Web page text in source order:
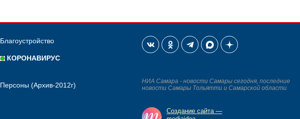
Благоустройство
КОРОНАВИРУС
Персоны (Архив-2012г)
НИА Самара - новости Самары сегодня, последние
новости Самары Тольятти и Самарской области
Создание сайта —